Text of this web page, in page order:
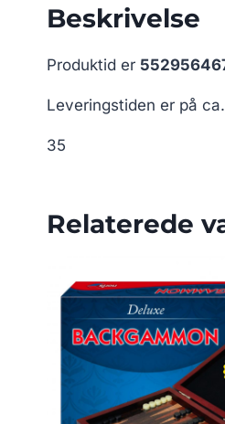
Beskrivelse
Produktid er
Leveringstiden er på ca.
35
Relaterede